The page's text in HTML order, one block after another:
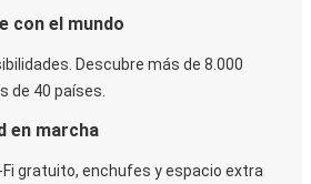
con el mundo
Descubre más de 8.000
de 40 países.
en marcha
Fi gratuito, enchufes y espacio extra